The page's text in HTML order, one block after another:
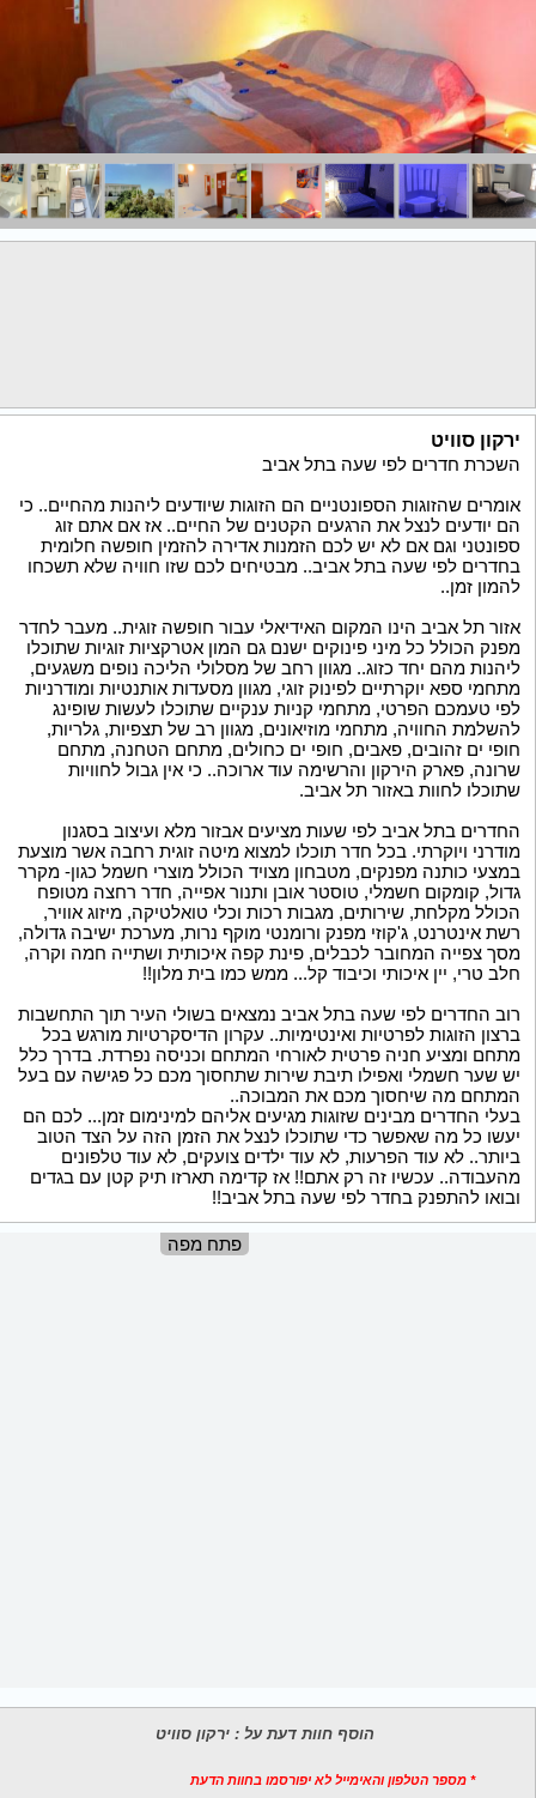
ירקון סוויט
השכרת חדרים לפי שעה בתל אביב
אומרים שהזוגות הספונטניים הם הזוגות שיודעים ליהנות מהחיים.. כי
הם יודעים לנצל את הרגעים הקטנים של החיים.. אז אם אתם זוג
ספונטני וגם אם לא יש לכם הזמנות אדירה להזמין חופשה חלומית
בחדרים לפי שעה בתל אביב.. מבטיחים לכם שזו חוויה שלא תשכחו
להמון זמן..
אזור תל אביב הינו המקום האידיאלי עבור חופשה זוגית.. מעבר לחדר
מפנק הכולל כל מיני פינוקים ישנם גם המון אטרקציות זוגיות שתוכלו
ליהנות מהם יחד כזוג.. מגוון רחב של מסלולי הליכה נופים משגעים,
מתחמי ספא יוקרתיים לפינוק זוגי, מגוון מסעדות אותנטיות ומודרניות
לפי טעמכם הפרטי, מתחמי קניות ענקיים שתוכלו לעשות שופינג
להשלמת החוויה, מתחמי מוזיאונים, מגוון רב של תצפיות, גלריות,
חופי ים זהובים, פאבים, חופי ים כחולים, מתחם הטחנה, מתחם
שרונה, פארק הירקון והרשימה עוד ארוכה.. כי אין גבול לחוויות
שתוכלו לחוות באזור תל אביב.
החדרים בתל אביב לפי שעות מציעים אבזור מלא ועיצוב בסגנון
מודרני ויוקרתי. בכל חדר תוכלו למצוא מיטה זוגית רחבה אשר מוצעת
במצעי כותנה מפנקים, מטבחון מצויד הכולל מוצרי חשמל כגון- מקרר
גדול, קומקום חשמלי, טוסטר אובן ותנור אפייה, חדר רחצה מטופח
הכולל מקלחת, שירותים, מגבות רכות וכלי טואלטיקה, מיזוג אוויר,
רשת אינטרנט, ג'קוזי מפנק ורומנטי מוקף נרות, מערכת ישיבה גדולה,
מסך צפייה המחובר לכבלים, פינת קפה איכותית ושתייה חמה וקרה,
חלב טרי, יין איכותי וכיבוד קל... ממש כמו בית מלון!!
רוב החדרים לפי שעה בתל אביב נמצאים בשולי העיר תוך התחשבות
ברצון הזוגות לפרטיות ואינטימיות.. עקרון הדיסקרטיות מורגש בכל
מתחם ומציע חניה פרטית לאורחי המתחם וכניסה נפרדת. בדרך כלל
יש שער חשמלי ואפילו תיבת שירות שתחסוך מכם כל פגישה עם בעל
המתחם מה שיחסוך מכם את המבוכה..
בעלי החדרים מבינים שזוגות מגיעים אליהם למינימום זמן... לכם הם
יעשו כל מה שאפשר כדי שתוכלו לנצל את הזמן הזה על הצד הטוב
ביותר.. לא עוד הפרעות, לא עוד ילדים צועקים, לא עוד טלפונים
מהעבודה.. עכשיו זה רק אתם!! אז קדימה תארזו תיק קטן עם בגדים
ובואו להתפנק בחדר לפי שעה בתל אביב!!
פתח מפה
הוסף חוות דעת על : ירקון סוויט
* מספר הטלפון והאימייל לא יפורסמו בחוות הדעת